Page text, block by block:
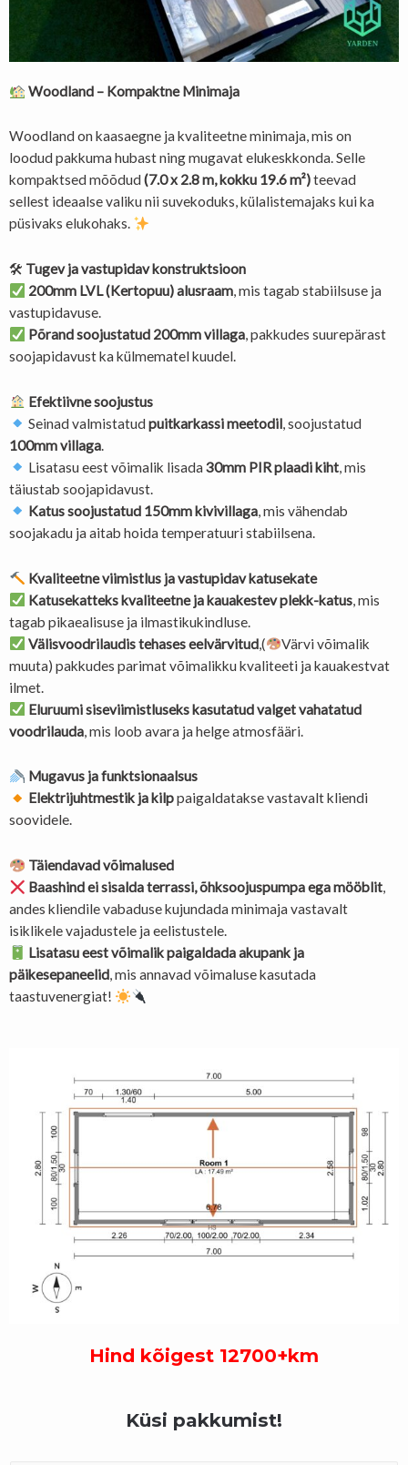
Woodland – Kompaktne Minimaja
Woodland on kaasaegne ja kvaliteetne minimaja, mis on
loodud pakkuma hubast ning mugavat elukeskkonda. Selle
kompaktsed mõõdud (7.0 x 2.8 m, kokku 19.6 m²)teevad
sellest ideaalse valiku nii suvekoduks, külalistemajaks kui ka
püsivaks elukohaks.
🛠 Tugev ja vastupidav konstruktsioon
200mm LVL (Kertopuu) alusraam, mis tagab stabiilsuse ja
vastupidavuse.
Põrand soojustatud 200mm villaga, pakkudes suurepärast
soojapidavust ka külmematel kuudel.
Efektiivne soojustus
Seinad valmistatud puitkarkassi meetodil, soojustatud
100mm villaga.
Lisatasu eest võimalik lisada 30mm PIR plaadi kiht, mis
täiustab soojapidavust.
Katus soojustatud 150mm kivivillaga, mis vähendab
soojakadu ja aitab hoida temperatuuri stabiilsena.
Kvaliteetne viimistlus ja vastupidav katusekate
Katusekatteks kvaliteetne ja kauakestev plekk-katus, mis
tagab pikaealisuse ja ilmastikukindluse.
Välisvoodrilaudis tehases eelvärvitud,(
Värvi võimalik
muuta) pakkudes parimat võimalikku kvaliteeti ja kauakestvat
ilmet.
Eluruumi siseviimistluseks kasutatud valget vahatatud
voodrilauda, mis loob avara ja helge atmosfääri.
Mugavus ja funktsionaalsus
Elektrijuhtmestik ja kilppaigaldatakse vastavalt kliendi
soovidele.
Täiendavad võimalused
Baashind ei sisalda terrassi, õhksoojuspumpa ega mööblit,
andes kliendile vabaduse kujundada minimaja vastavalt
isiklikele vajadustele ja eelistustele.
Lisatasu eest võimalik paigaldada akupank ja
päikesepaneelid, mis annavad võimaluse kasutada
taastuvenergiat!
Hind kõigest 12700+km
Küsi pakkumist!